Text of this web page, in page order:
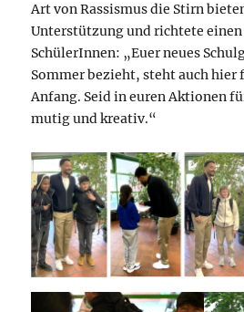
Art von Rassismus die Stirn
Unterstützung und richtete
SchülerInnen: „Euer neues
Sommer bezieht, steht auch hier
Anfang. Seid in euren Aktionen
mutig und kreativ.“